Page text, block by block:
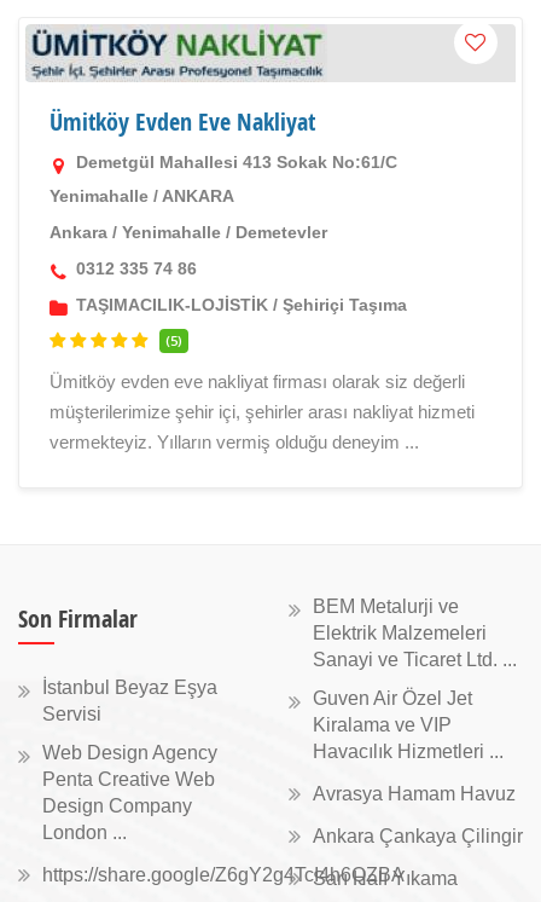
Ümitköy Evden Eve Nakliyat
Demetgül Mahallesi 413 Sokak No:61/C
Yenimahalle / ANKARA
Ankara / Yenimahalle / Demetevler
0312 335 74 86
TAŞIMACILIK-LOJİSTİK / Şehiriçi Taşıma
(5)
Ümitköy evden eve nakliyat firması olarak siz değerli
müşterilerimize şehir içi, şehirler arası nakliyat hizmeti
vermekteyiz. Yılların vermiş olduğu deneyim ...
Son Firmalar
İstanbul Beyaz Eşya
Servisi
Web Design Agency
Penta Creative Web
Design Company
London ...
https://share.google/Z6gY2g4TcI4h6QZBA
BEM Metalurji ve
Elektrik Malzemeleri
Sanayi ve Ticaret Ltd. ...
Guven Air Özel Jet
Kiralama ve VIP
Havacılık Hizmetleri ...
Avrasya Hamam Havuz
Ankara Çankaya Çilingir
Sarı Halı Yıkama